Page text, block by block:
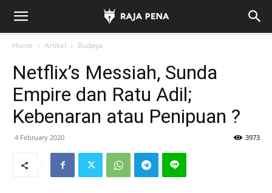
Home Artikel Budaya
Netflix’s Messiah, Sunda
Empire dan Ratu Adil;
Kebenaran atau Penipuan ?
4 February 2020 3973